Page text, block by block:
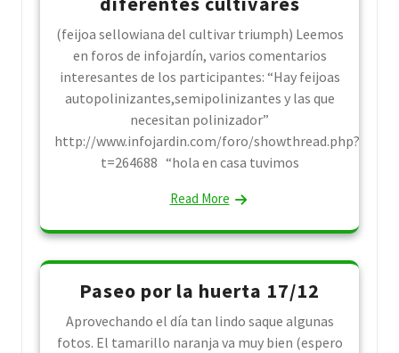
(feijoa sellowiana del cultivar triumph) Leemos
en foros de infojardín, varios comentarios
interesantes de los participantes: “Hay feijoas
autopolinizantes,semipolinizantes y las que
necesitan polinizador”
http://www.infojardin.com/foro/showthread.php?
t=264688 “hola en casa tuvimos
Read More
Paseo por la huerta 17/12
Aprovechando el día tan lindo saque algunas
fotos. El tamarillo naranja va muy bien (espero